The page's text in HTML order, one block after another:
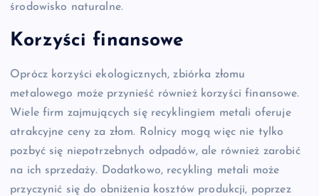
środowisko naturalne.
Korzyści finansowe
Oprócz korzyści ekologicznych, zbiórka złomu
metalowego może przynieść również korzyści finansowe.
Wiele firm zajmujących się recyklingiem metali oferuje
atrakcyjne ceny za złom. Rolnicy mogą więc nie tylko
pozbyć się niepotrzebnych odpadów, ale również zarobić
na ich sprzedaży. Dodatkowo, recykling metali może
przyczynić się do obniżenia kosztów produkcji, poprzez